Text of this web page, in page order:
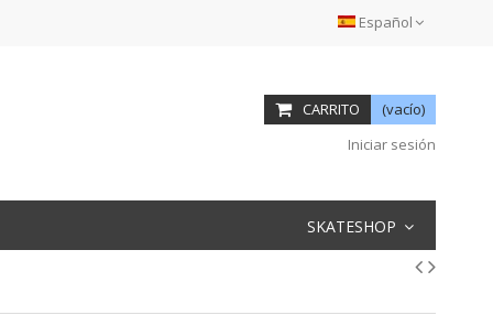
Español
CARRITO
(vacío)
Iniciar sesión
SKATESHOP